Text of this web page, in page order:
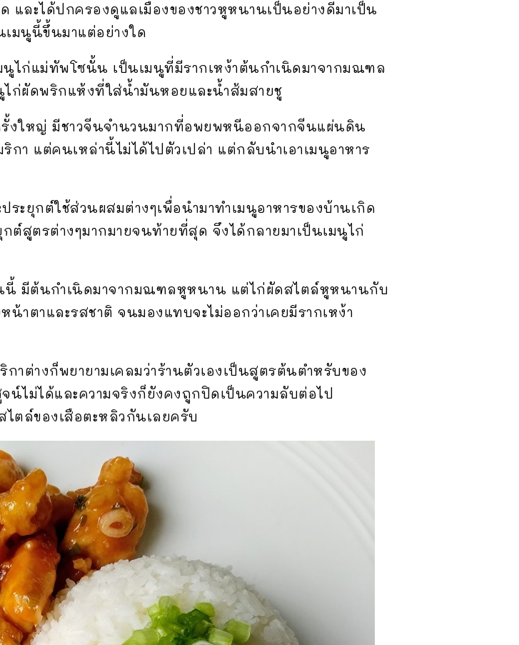
และได้ปกครองดูแลเมืองของชาวหูหนานเป็นอย่างดีมาเป็น
มนูนี้ขึ้นมาแต่อย่างใด
นูไก่แม่ทัพโซนั้น เป็นเมนูที่มีรากเหง้าต้นกำเนิดมาจากมณฑล
ผัดพริกแห้งที่ใส่น้ำมันหอยและน้ำส้มสายชู
รั้งใหญ่ มีชาวจีนจำนวนมากที่อพยพหนีออกจากจีนแผ่นดิน
า แต่คนเหล่านี้ไม่ได้ไปตัวเปล่า แต่กลับนำเอาเมนูอาหาร
ะยุกต์ใช้ส่วนผสมต่างๆเพื่อนำมาทำเมนูอาหารของบ้านเกิด
ต์สูตรต่างๆมากมายจนท้ายที่สุด จึงได้กลายมาเป็นเมนูไก่
นนี้ มีต้นกำเนิดมาจากมณฑลหูหนาน แต่ไก่ผัดสไตล์หูหนานกับ
ตาและรสชาติ จนมองแทบจะไม่ออกว่าเคยมีรากเหง้า
าต่างก็พยายามเคลมว่าร้านตัวเองเป็นสูตรต้นตำหรับของ
ไม่ได้และความจริงก็ยังคงถูกปิดเป็นความลับต่อไป
ไตล์ของเสือตะหลิวกันเลยครับ